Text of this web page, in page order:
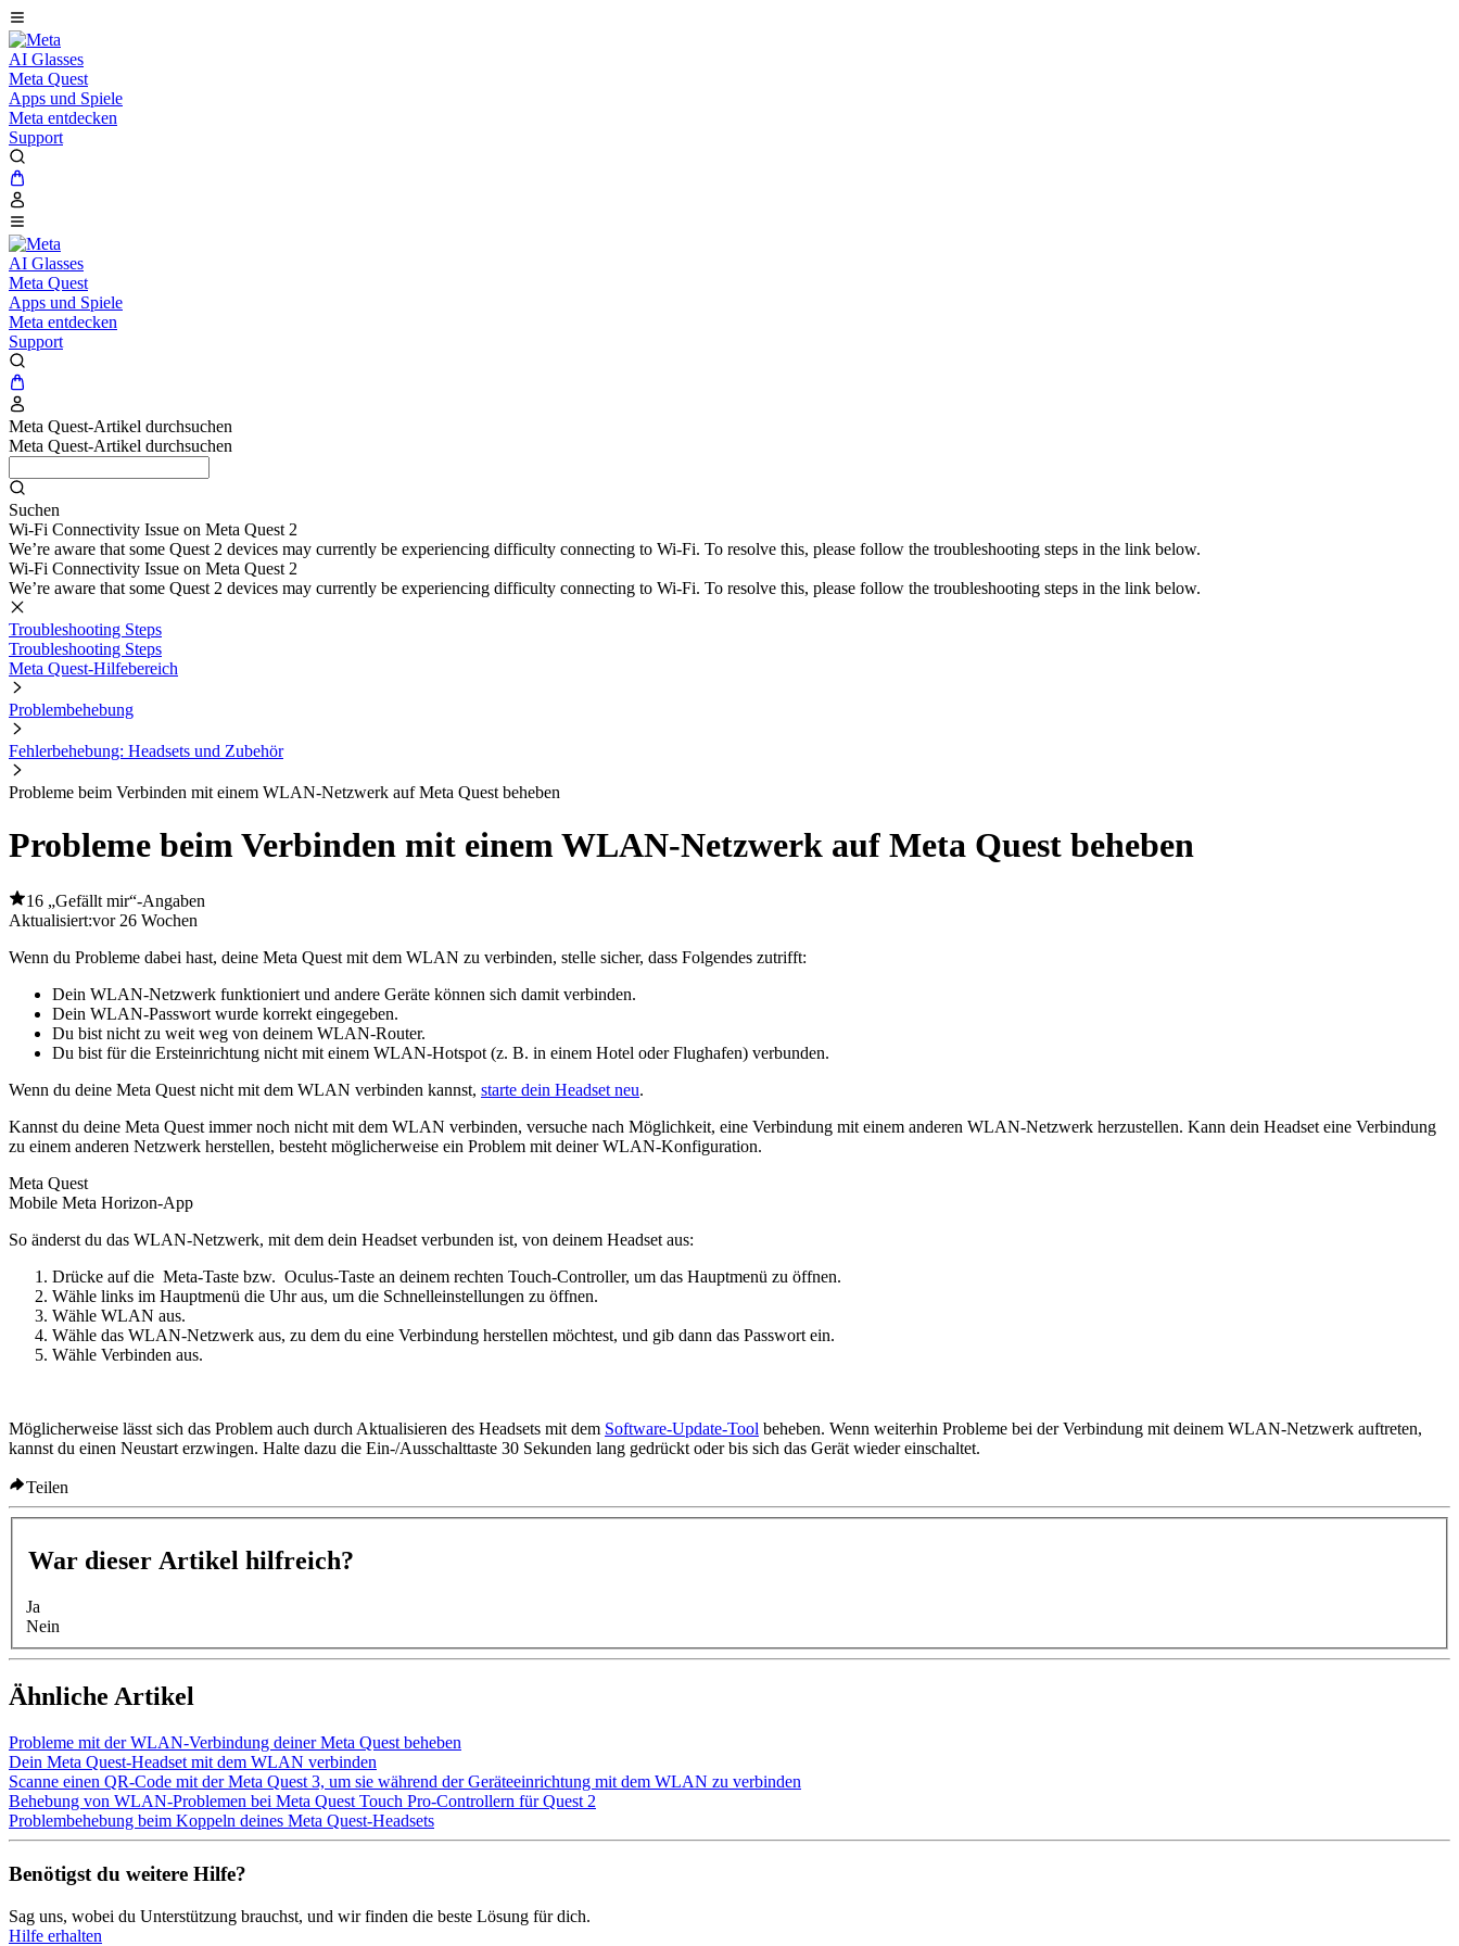
AI Glasses
Meta Quest
Apps und Spiele
Meta entdecken
Support
AI Glasses
Meta Quest
Apps und Spiele
Meta entdecken
Support
Meta Quest-Artikel durchsuchen
Meta Quest-Artikel durchsuchen
Suchen
Wi-Fi Connectivity Issue on Meta Quest 2
We’re aware that some Quest 2 devices may currently be experiencing difficulty connecting to Wi-Fi. To resolve this, please follow the troubleshooting steps in the link below.
Wi-Fi Connectivity Issue on Meta Quest 2
We’re aware that some Quest 2 devices may currently be experiencing difficulty connecting to Wi-Fi. To resolve this, please follow the troubleshooting steps in the link below.
Troubleshooting Steps
Troubleshooting Steps
Meta Quest-Hilfebereich
Problembehebung
Fehlerbehebung: Headsets und Zubehör
Probleme beim Verbinden mit einem WLAN-Netzwerk auf Meta Quest beheben
Probleme beim Verbinden mit einem WLAN-Netzwerk auf Meta Quest beheben
16 „Gefällt mir“-Angaben
Aktualisiert:vor 26 Wochen
Wenn du Probleme dabei hast, deine Meta Quest mit dem WLAN zu verbinden, stelle sicher, dass Folgendes zutrifft:
Dein WLAN-Netzwerk funktioniert und andere Geräte können sich damit verbinden.
Dein WLAN-Passwort wurde korrekt eingegeben.
Du bist nicht zu weit weg von deinem WLAN-Router.
Du bist für die Ersteinrichtung nicht mit einem WLAN-Hotspot (z. B. in einem Hotel oder Flughafen) verbunden.
Wenn du deine Meta Quest nicht mit dem WLAN verbinden kannst, starte dein Headset neu.
Kannst du deine Meta Quest immer noch nicht mit dem WLAN verbinden, versuche nach Möglichkeit, eine Verbindung mit einem anderen WLAN-Netzwerk herzustellen. Kann dein Headset eine Verbindung
zu einem anderen Netzwerk herstellen, besteht möglicherweise ein Problem mit deiner WLAN-Konfiguration.
Meta Quest
Mobile Meta Horizon-App
So änderst du das WLAN-Netzwerk, mit dem dein Headset verbunden ist, von deinem Headset aus:
Drücke auf die Meta-Taste bzw. Oculus-Taste an deinem rechten Touch-Controller, um das Hauptmenü zu öffnen.
Wähle links im Hauptmenü die Uhr aus, um die Schnelleinstellungen zu öffnen.
Wähle WLAN aus.
Wähle das WLAN-Netzwerk aus, zu dem du eine Verbindung herstellen möchtest, und gib dann das Passwort ein.
Wähle Verbinden aus.
Möglicherweise lässt sich das Problem auch durch Aktualisieren des Headsets mit dem Software-Update-Tool beheben. Wenn weiterhin Probleme bei der Verbindung mit deinem WLAN-Netzwerk auftreten,
kannst du einen Neustart erzwingen. Halte dazu die Ein-/Ausschalttaste 30 Sekunden lang gedrückt oder bis sich das Gerät wieder einschaltet.
Teilen
War dieser Artikel hilfreich?
Ja
Nein
Ähnliche Artikel
Probleme mit der WLAN-Verbindung deiner Meta Quest beheben
Dein Meta Quest-Headset mit dem WLAN verbinden
Scanne einen QR-Code mit der Meta Quest 3, um sie während der Geräteeinrichtung mit dem WLAN zu verbinden
Behebung von WLAN-Problemen bei Meta Quest Touch Pro-Controllern für Quest 2
Problembehebung beim Koppeln deines Meta Quest-Headsets
Benötigst du weitere Hilfe?
Sag uns, wobei du Unterstützung brauchst, und wir finden die beste Lösung für dich.
Hilfe erhalten